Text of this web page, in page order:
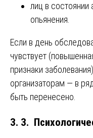
лиц в состоянии
опьянения.
Если в день
чувствует
признаки
организаторам — в
быть перенесено.
3. 3.